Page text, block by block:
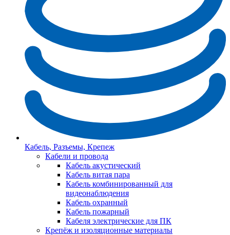
Кабель, Разъемы, Крепеж
Кабели и провода
Кабель акустический
Кабель витая пара
Кабель комбинированный для
видеонаблюдения
Кабель охранный
Кабель пожарный
Кабеля электрические для ПК
Крепёж и изоляционные материалы